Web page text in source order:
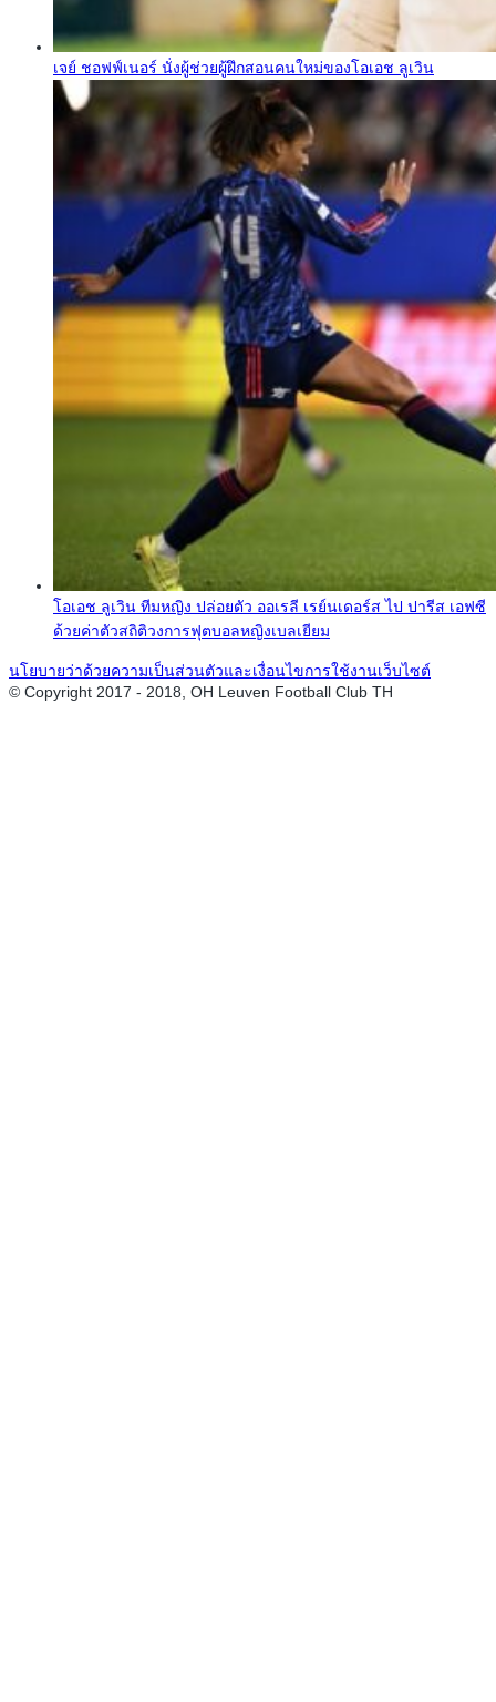
เจย์ ชอฟฟ์เนอร์ นั่งผู้ช่วยผู้ฝึกสอนคนใหม่ของโอเอช ลูเวิน
โอเอช ลูเวิน ทีมหญิง ปล่อยตัว ออเรลี เรย์นเดอร์ส ไป ปารีส เอฟซี
ด้วยค่าตัวสถิติวงการฟุตบอลหญิงเบลเยียม
นโยบายว่าด้วยความเป็นส่วนตัวและเงื่อนไขการใช้งานเว็บไซต์
© Copyright 2017 - 2018, OH Leuven Football Club TH